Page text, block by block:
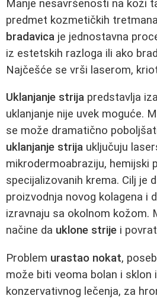
Manje nesavršenosti na koži
predmet kozmetičkih
bradavica je jednostavna
iz estetskih razloga ili ako
Najčešće se vrši laserom,
Uklanjanje strija predstavlja
uklanjanje nije uvek moguće.
se može dramatično
uklanjanje strija uključuju
mikrodermoabraziju, hemijski
specijalizovanih krema. Cilj je
proizvodnja novog kolagena i
izravnaju sa okolnom kožom.
načine da uklone strije i
Problem urastao nokat,
može biti veoma bolan i sklon
konzervativnog lečenja, za